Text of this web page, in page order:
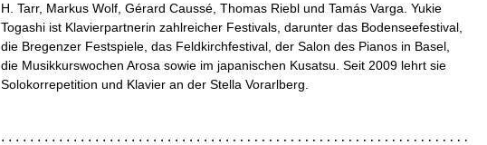
H. Tarr, Markus Wolf, Gérard Caussé, Thomas Riebl und Tamás Varga. Yukie
Togashi ist Klavierpartnerin zahlreicher Festivals, darunter das Bodenseefestival,
die Bregenzer Festspiele, das Feldkirchfestival, der Salon des Pianos in Basel,
die Musikkurswochen Arosa sowie im japanischen Kusatsu. Seit 2009 lehrt sie
Solokorrepetition und Klavier an der Stella Vorarlberg.